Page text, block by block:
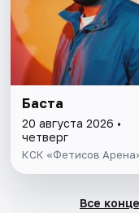
Баста
20 августа 2026 •
четверг
КСК «Фетисов
Все